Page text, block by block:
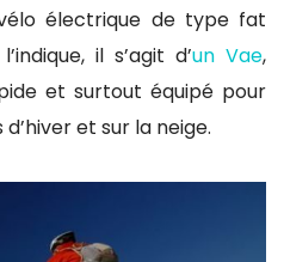
électrique de type fat
il s’agit d’un Vae,
et surtout équipé pour
et sur la neige.